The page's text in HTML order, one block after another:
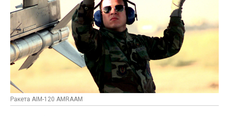
Ракета AIM-120 AMRAAM